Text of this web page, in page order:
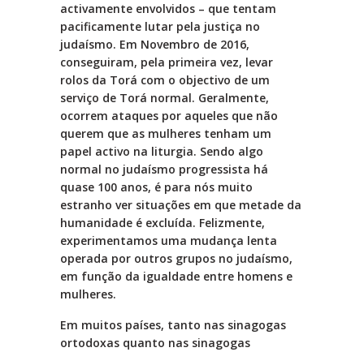
activamente envolvidos – que tentam
pacificamente lutar pela justiça no
judaísmo. Em Novembro de 2016,
conseguiram, pela primeira vez, levar
rolos da Torá com o objectivo de um
serviço de Torá normal. Geralmente,
ocorrem ataques por aqueles que não
querem que as mulheres tenham um
papel activo na liturgia. Sendo algo
normal no judaísmo progressista há
quase 100 anos, é para nós muito
estranho ver situações em que metade da
humanidade é excluída. Felizmente,
experimentamos uma mudança lenta
operada por outros grupos no judaísmo,
em função da igualdade entre homens e
mulheres.
Em muitos países, tanto nas sinagogas
ortodoxas quanto nas sinagogas